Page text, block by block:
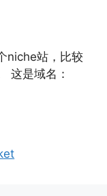
niche站，比较
这是域名：